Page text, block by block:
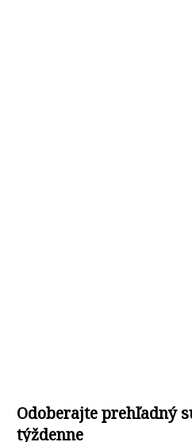
Odoberajte prehľadný
týždenne